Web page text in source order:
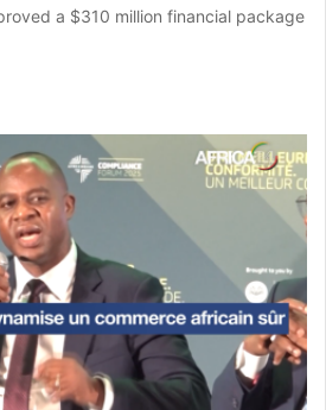
a $310 million financial package